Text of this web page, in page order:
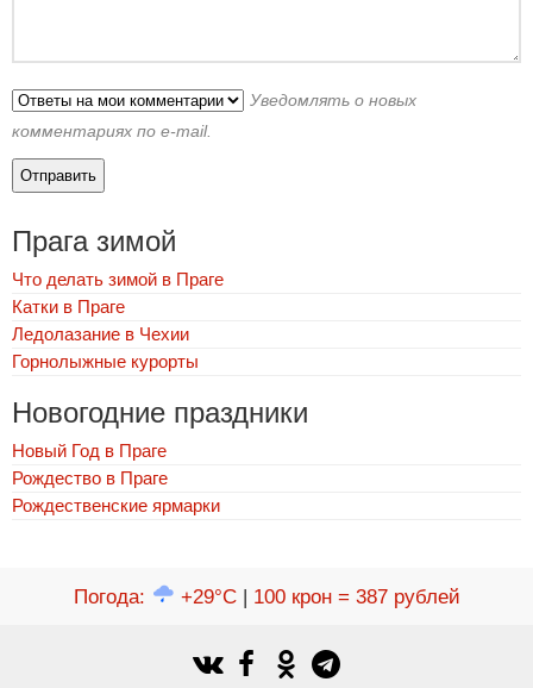
Уведомлять о новых
комментариях по e-mail.
Прага зимой
Что делать зимой в Праге
Катки в Праге
Ледолазание в Чехии
Горнолыжные курорты
Новогодние праздники
Новый Год в Праге
Рождество в Праге
Рождественские ярмарки
Погода: +29°C| 100 крон = 387 рублей